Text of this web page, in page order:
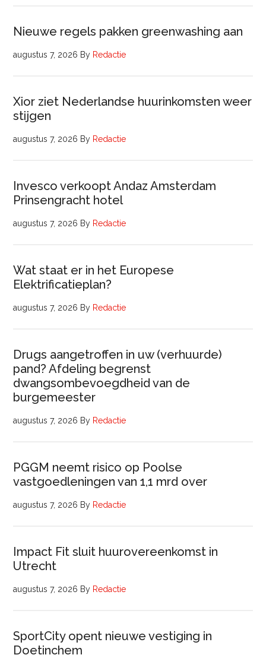
Nieuwe regels pakken greenwashing aan
augustus 7, 2026 By Redactie
Xior ziet Nederlandse huurinkomsten weer
stijgen
augustus 7, 2026 By Redactie
Invesco verkoopt Andaz Amsterdam
Prinsengracht hotel
augustus 7, 2026 By Redactie
Wat staat er in het Europese
Elektrificatieplan?
augustus 7, 2026 By Redactie
Drugs aangetroffen in uw (verhuurde)
pand? Afdeling begrenst
dwangsombevoegdheid van de
burgemeester
augustus 7, 2026 By Redactie
PGGM neemt risico op Poolse
vastgoedleningen van 1,1 mrd over
augustus 7, 2026 By Redactie
Impact Fit sluit huurovereenkomst in
Utrecht
augustus 7, 2026 By Redactie
SportCity opent nieuwe vestiging in
Doetinchem